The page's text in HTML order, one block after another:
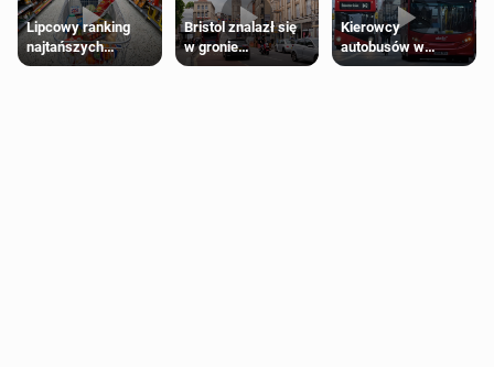
Lipcowy ranking
najtańszych
supermarketów
Bristol znalazł się
w gronie
najlepszych
Kierowcy
autobusów w
Londynie